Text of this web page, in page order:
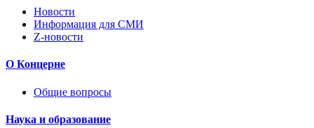
Новости
Информация для СМИ
Z-новости
О Концерне
Общие вопросы
Наука и образование